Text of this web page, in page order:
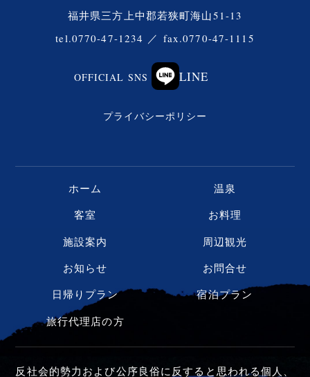
福井県三方上中郡若狭町海山51-13
tel.0770-47-1234 ／ fax.0770-47-1115
OFFICIAL SNS LINE
プライバシーポリシー
ホーム
温泉
客室
お料理
施設案内
周辺観光
お知らせ
お問合せ
日帰りプラン
宿泊プラン
旅行代理店の方
反社会的勢力および公序良俗に反すると思われる個人、